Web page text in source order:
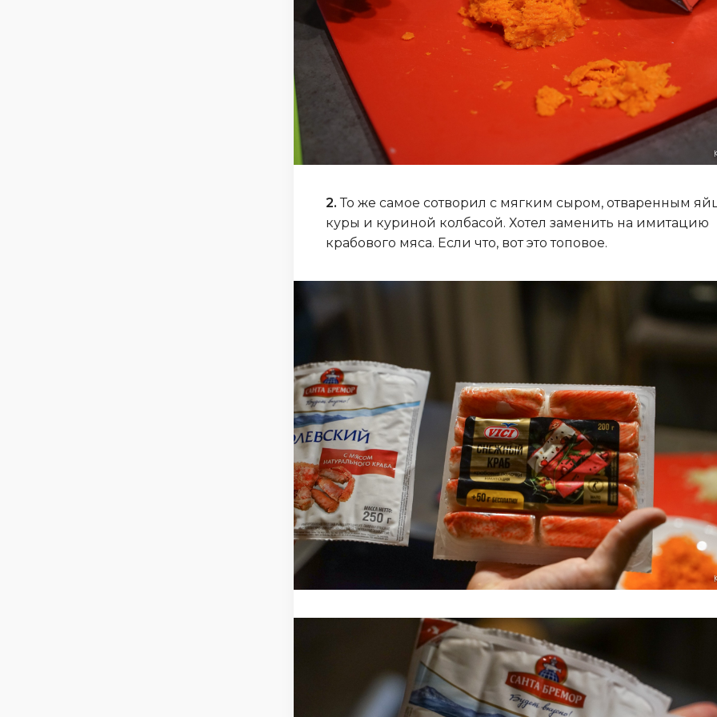
2. То же самое сотворил с мягким сыром, отваренным
куры и куриной колбасой. Хотел заменить на имитацию
крабового мяса. Если что, вот это топовое.